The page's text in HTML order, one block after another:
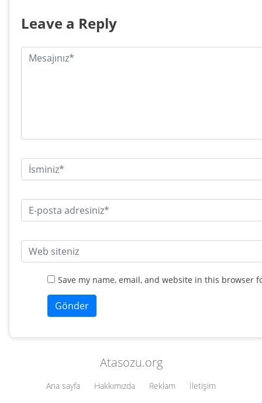
Leave a Reply
Save my name, email, and website in this browser
Atasozu.org
Ana sayfa Hakkımızda Reklam İletişim